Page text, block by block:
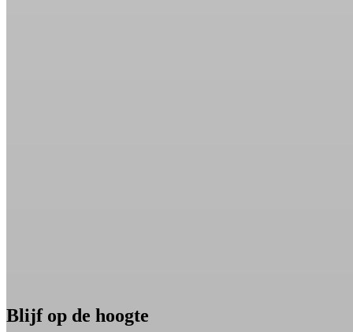
Blijf op de hoogte